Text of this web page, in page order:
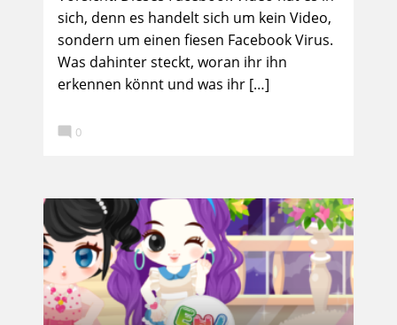
sich, denn es handelt sich um kein Video,
sondern um einen fiesen Facebook Virus.
Was dahinter steckt, woran ihr ihn
erkennen könnt und was ihr […]
 0